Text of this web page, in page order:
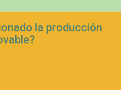
la producción